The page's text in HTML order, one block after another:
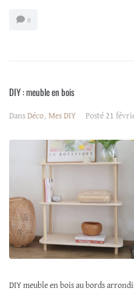
0
DIY : meuble en bois
Dans Déco, Mes DIY Posté 21
DIY meuble en bois au bords